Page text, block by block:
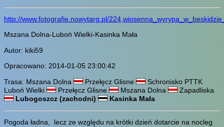
http://www.fotografie.nowytarg.pl/
Mszana Dolna-Luboń Wielki-Kasinka Mała
Autor: kiki59
Opracowano: 2014-01-05 23:00:42
Trasa: Mszana Dolna
Przełęcz Glisne
Schronisko PTTK
Luboń Wielki
Przełęcz Glisne Mszana Dolna
Zapadliska
Lubogoszcz (zachodni)
Kasinka Mała
Pogoda ładna, lecz ze względu na krótki dzień dotarcie na nocleg